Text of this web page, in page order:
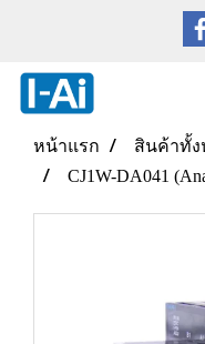
หน้าแรก สินค้าทั้
CJ1W-DA041